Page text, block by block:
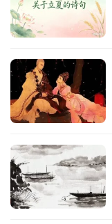
常
贺
词
网
热
词
电